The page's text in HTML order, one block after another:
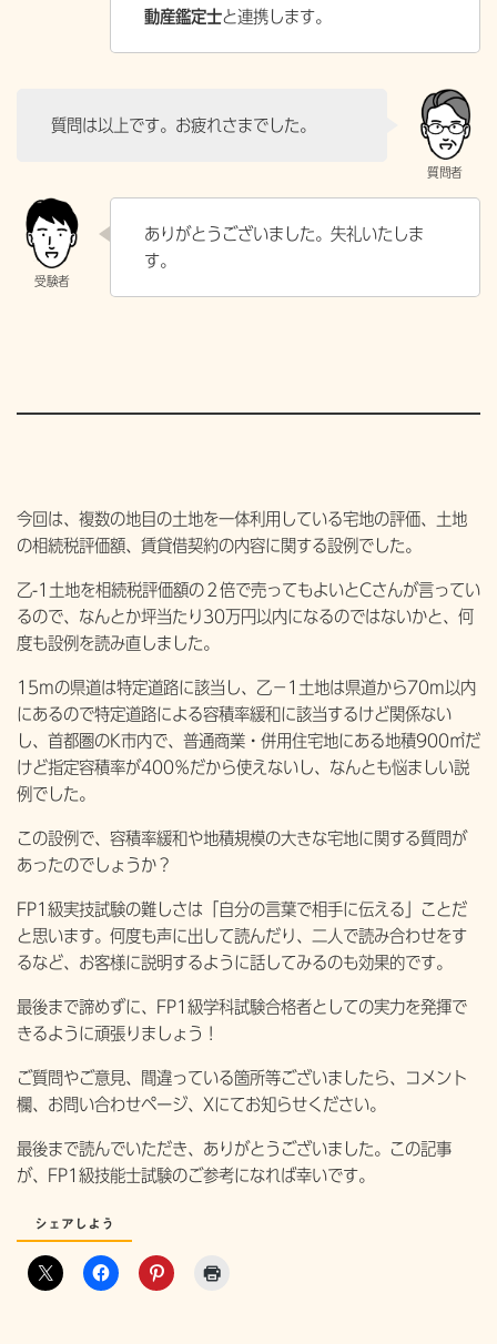
動産鑑定士と連携します。
質問は以上です。お疲れさまでした。
ありがとうございました。失礼いたしま
す。
今回は、複数の地目の土地を一体利用している宅地の評価、土地
の相続税評価額、賃貸借契約の内容に関する設例でした。
乙-1土地を相続税評価額の２倍で売ってもよいとCさんが言ってい
るので、なんとか坪当たり30万円以内になるのではないかと、何
度も設例を読み直しました。
15mの県道は特定道路に該当し、乙−1土地は県道から70m以内
にあるので特定道路による容積率緩和に該当するけど関係ない
し、首都圏のK市内で、普通商業・併用住宅地にある地積900㎡だ
けど指定容積率が400％だから使えないし、なんとも悩ましい説
例でした。
この設例で、容積率緩和や地積規模の大きな宅地に関する質問が
あったのでしょうか？
FP1級実技試験の難しさは「自分の言葉で相手に伝える」ことだ
と思います。何度も声に出して読んだり、二人で読み合わせをす
るなど、お客様に説明するように話してみるのも効果的です。
最後まで諦めずに、FP1級学科試験合格者としての実力を発揮で
きるように頑張りましょう！
ご質問やご意見、間違っている箇所等ございましたら、コメント
欄、お問い合わせページ、Xにてお知らせください。
最後まで読んでいただき、ありがとうございました。この記事
が、FP1級技能士試験のご参考になれば幸いです。
シェアしよう